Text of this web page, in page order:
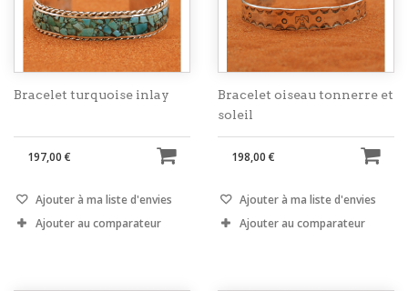
Bracelet turquoise inlay
197,00 €
Ajouter à ma liste d'envies
Ajouter au comparateur
Bracelet oiseau tonnerre et
soleil
198,00 €
Ajouter à ma liste d'envies
Ajouter au comparateur